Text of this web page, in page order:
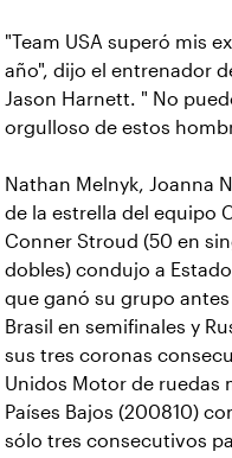
"Team USA superó mis
año", dijo el entrenador
Jason Harnett. " No
orgulloso de estos
Nathan Melnyk, Joanna
de la estrella del equipo
Conner Stroud (50 en
dobles) condujo a
que ganó su grupo
Brasil en semifinales y
sus tres coronas
Unidos Motor de ruedas
Países Bajos (200810)
sólo tres consecutivos